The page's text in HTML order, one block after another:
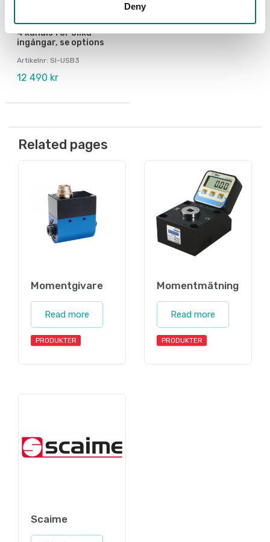
Deny
Datainsamlingssystem
4 kanals för olika
ingångar, se options
Artikelnr: SI-USB3
12 490 kr
Related pages
Momentgivare
Read more
PRODUKTER
Momentmätning
Read more
PRODUKTER
Scaime